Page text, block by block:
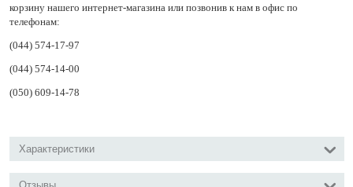
корзину нашего интернет-магазина или позвонив к нам в офис по
телефонам:
(044) 574-17-97
(044) 574-14-00
(050) 609-14-78
Характеристики